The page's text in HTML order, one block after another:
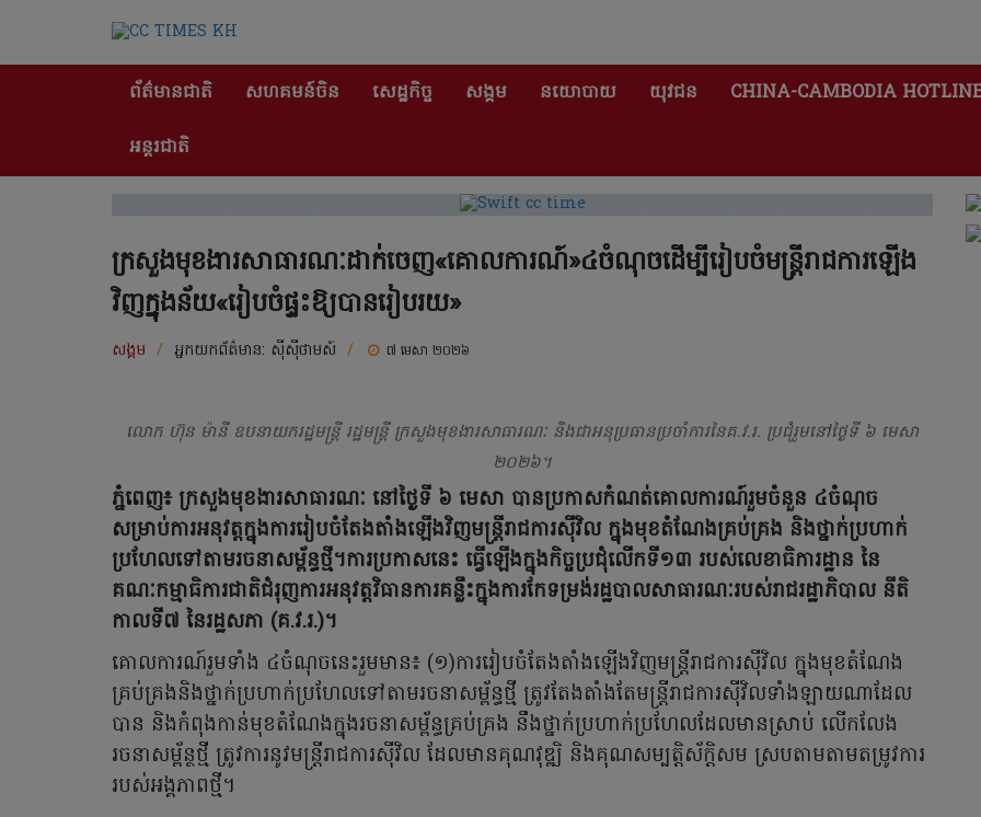
ព័ត៌មានជាតិ សហគមន៍ចិន សេដ្ឋកិច្ច សង្គម នយោបាយ យុវជន CHINA-CAMBODIA
អន្តរជាតិ
ក្រសួងមុខងារសាធារណៈដាក់ចេញ«គោលការណ៍»៤ចំណុចដើម្បីរៀបចំមន្ត្រីរាជការឡើង
វិញក្នុងន័យ«រៀបចំផ្ទះឱ្យបានរៀបរយ»
សង្គម / អ្នកយកព័ត៌មាន: ស៊ីស៊ីថាមស៍ / ៧ មេសា ២០២៦
លោក ហ៊ុន ម៉ានី ឧបនាយករដ្ឋមន្ត្រី រដ្ឋមន្ត្រី ក្រសួងមុខងារសាធារណៈ និងជាអនុប្រធានប្រចាំការនៃគ.វ.រ. ប្រជុំរួមនៅថ្ងៃទី ៦ មេសា
២០២៦។
ភ្នំពេញ៖ ក្រសួងមុខងារសាធារណៈ នៅថ្ងៃទី ៦ មេសា បានប្រកាសកំណត់គោលការណ៍រួមចំនួន ៤ចំណុច
សម្រាប់ការអនុវត្តក្នុងការរៀបចំតែងតាំងឡើងវិញមន្ត្រីរាជការស៊ីវិល ក្នុងមុខតំណែងគ្រប់គ្រង និងថ្នាក់ប្រហាក់
ប្រហែលទៅតាមរចនាសម្ព័ន្ធថ្មី។ការប្រកាសនេះ ធ្វើឡើងក្នុងកិច្ចប្រជុំលើកទី១៣ របស់លេខាធិការដ្ឋាន នៃ
គណៈកម្មាធិការជាតិជំរុញការអនុវត្តវិធានការគន្លឹះក្នុងការកែទម្រង់រដ្ឋបាលសាធារណៈរបស់រាជរដ្ឋាភិបាល នីតិ
កាលទី៧ នៃរដ្ឋសភា (គ.វ.រ.)។
គោលការណ៍រួមទាំង ៤ចំណុចនេះរួមមាន៖ (១)ការរៀបចំតែងតាំងឡើងវិញមន្ត្រីរាជការស៊ីវិល ក្នុងមុខតំណែង
គ្រប់គ្រងនិងថ្នាក់ប្រហាក់ប្រហែលទៅតាមរចនាសម្ព័ន្ធថ្មី ត្រូវតែងតាំងតែមន្ត្រីរាជការស៊ីវិលទាំងឡាយណាដែល
បាន និងកំពុងកាន់មុខតំណែងក្នុងរចនាសម្ព័ន្ធគ្រប់គ្រង នឹងថ្នាក់ប្រហាក់ប្រហែលដែលមានស្រាប់ លើកលែង
រចនាសម្ព័ន្ថថ្មី ត្រូវការនូវមន្ត្រីរាជការស៊ីវិល ដែលមានគុណវុឌ្ឍិ និងគុណសម្បត្តិស័ក្តិសម ស្របតាមតាមតម្រូវការ
របស់អង្គភាពថ្មី។